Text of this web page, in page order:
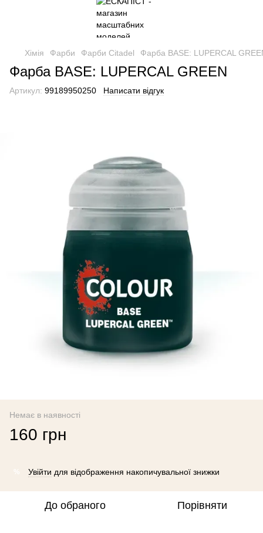
Хімія Фарби Фарби Citadel Фарба BASE: LUPERCAL
Фарба BASE: LUPERCAL GREEN
Артикул: 99189950250 Написати відгук
Немає в наявності
160 грн
% Увійти для відображення накопичувальної знижки
До обраного Порівняти